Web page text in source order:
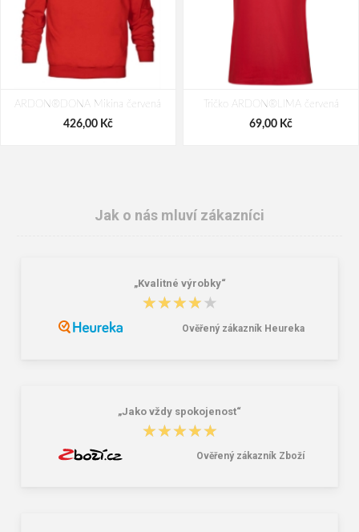
ARDON®DONA Mikina červená
426,00 Kč
Tričko ARDON®LIMA červená
69,00 Kč
Jak o nás mluví zákazníci
„Kvalitné výrobky“
★★★★★
★★★★★
Ověřený zákazník Heureka
„Jako vždy spokojenost“
★★★★★
★★★★★
Ověřený zákazník Zboží